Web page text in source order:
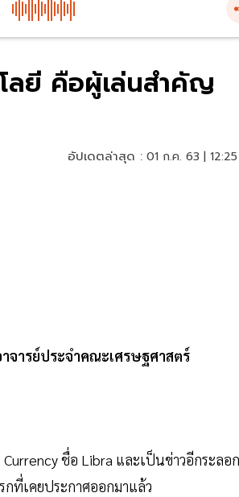
ลยี คือผู้เล่นสำคัญ
อัปเดตล่าสุด : 01 ก.ค. 63 |
จารย์ประจำคณะเศรษฐศาสตร์
ชื่อ Libra และเป็นข่าวอีกระลอก
ที่เคยประกาศออกมาแล้ว